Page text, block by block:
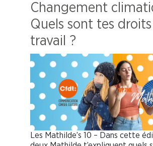
Changement
Quels sont tes
travail ?
Les Mathilde’s 10 – Dans cette